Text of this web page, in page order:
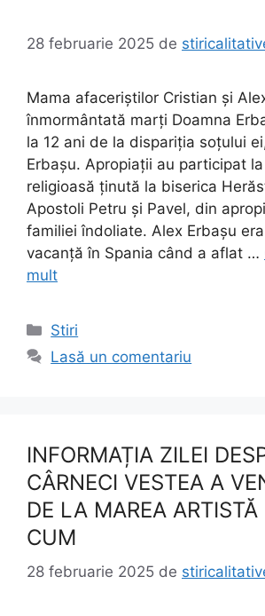
28 februarie 2025 de
Mama afaceriştilor Cristian şi
înmormântată marţi Doamna
la 12 ani de la dispariţia soţului
Erbaşu. Apropiaţii au participat
religioasă ţinută la biserica
Apostoli Petru şi Pavel, din
familiei îndoliate. Alex Erbaşu
vacanţă în Spania când a aflat …
mult
Categorii
Stiri
Lasă un comentariu
INFORMAȚIA ZILEI
CÂRNECI VESTEA A
DE LA MAREA
CUM
28 februarie 2025 de